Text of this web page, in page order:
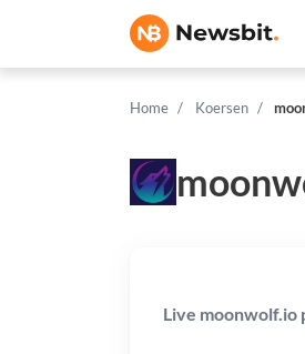
Home Koersen
Live moonwolf.io